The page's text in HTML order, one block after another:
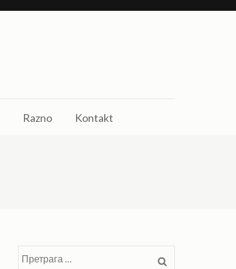
Razno Kontakt
Претрага